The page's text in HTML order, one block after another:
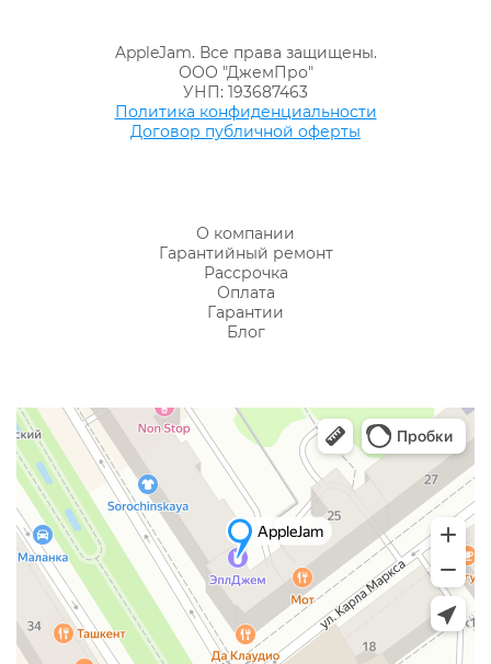
AppleJam. Все права защищены.
ООО "ДжемПро"
УНП: 193687463
Политика конфиденциальности
Договор публичной оферты
О компании
Гарантийный ремонт
Рассрочка
Оплата
Гарантии
Блог